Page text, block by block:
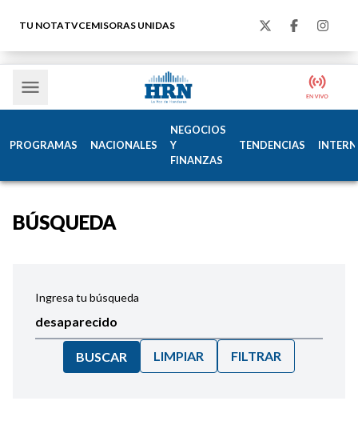
TU NOTATVCEMISORAS UNIDAS
PROGRAMAS NACIONALES
NEGOCIOS
Y
FINANZAS
TENDENCIAS
BÚSQUEDA
Ingresa tu búsqueda
BUSCAR LIMPIAR FILTRAR